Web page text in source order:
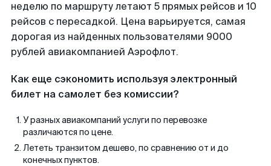
неделю по маршруту летают 5 прямых рейсов и 10
рейсов с пересадкой. Цена варьируется, самая
дорогая из найденных пользователями 9000
рублей авиакомпанией Аэрофлот.
Как еще сэкономить используя электронный
билет на самолет без комиссии?
У разных авиакомпаний услуги по перевозке
различаются по цене.
Лететь транзитом дешево, по сравнению от и до
конечных пунктов.